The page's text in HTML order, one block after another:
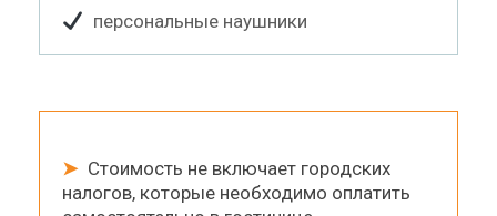
персональные наушники
➤Стоимость не включает городских
налогов, которые необходимо оплатить